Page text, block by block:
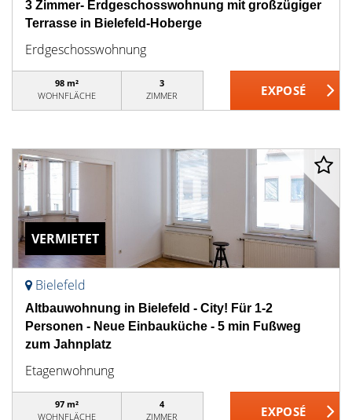
3 Zimmer- Erdgeschosswohnung mit großzügiger
Terrasse in Bielefeld-Hoberge
Erdgeschosswohnung
98 m²
WOHNFLÄCHE
3
ZIMMER
VERMIETET
Bielefeld
Altbauwohnung in Bielefeld - City! Für 1-2
Personen - Neue Einbauküche - 5 min Fußweg
zum Jahnplatz
Etagenwohnung
97 m²
WOHNFLÄCHE
4
ZIMMER